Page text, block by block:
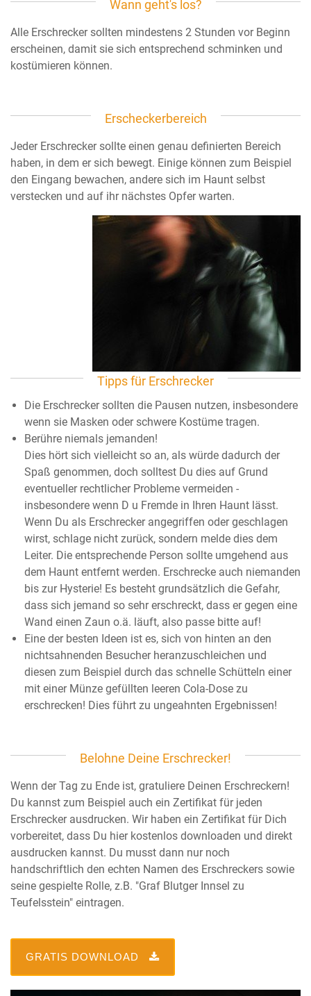
Wann geht's los?
Alle Erschrecker sollten mindestens 2 Stunden vor Beginn
erscheinen, damit sie sich entsprechend schminken und
kostümieren können.
Erscheckerbereich
Jeder Erschrecker sollte einen genau definierten Bereich
haben, in dem er sich bewegt. Einige können zum Beispiel
den Eingang bewachen, andere sich im Haunt selbst
verstecken und auf ihr nächstes Opfer warten.
Tipps für Erschrecker
Die Erschrecker sollten die Pausen nutzen, insbesondere
wenn sie Masken oder schwere Kostüme tragen.
Berühre niemals jemanden!
Dies hört sich vielleicht so an, als würde dadurch der
Spaß genommen, doch solltest Du dies auf Grund
eventueller rechtlicher Probleme vermeiden -
insbesondere wenn D u Fremde in Ihren Haunt lässt.
Wenn Du als Erschrecker angegriffen oder geschlagen
wirst, schlage nicht zurück, sondern melde dies dem
Leiter. Die entsprechende Person sollte umgehend aus
dem Haunt entfernt werden. Erschrecke auch niemanden
bis zur Hysterie! Es besteht grundsätzlich die Gefahr,
dass sich jemand so sehr erschreckt, dass er gegen eine
Wand einen Zaun o.ä. läuft, also passe bitte auf!
Eine der besten Ideen ist es, sich von hinten an den
nichtsahnenden Besucher heranzuschleichen und
diesen zum Beispiel durch das schnelle Schütteln einer
mit einer Münze gefüllten leeren Cola-Dose zu
erschrecken! Dies führt zu ungeahnten Ergebnissen!
Belohne Deine Erschrecker!
Wenn der Tag zu Ende ist, gratuliere Deinen Erschreckern!
Du kannst zum Beispiel auch ein Zertifikat für jeden
Erschrecker ausdrucken. Wir haben ein Zertifikat für Dich
vorbereitet, dass Du hier kostenlos downloaden und direkt
ausdrucken kannst. Du musst dann nur noch
handschriftlich den echten Namen des Erschreckers sowie
seine gespielte Rolle, z.B. "Graf Blutger Innsel zu
Teufelsstein" eintragen.
GRATIS DOWNLOAD